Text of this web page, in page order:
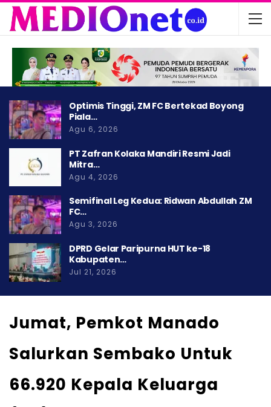
Optimis Tinggi, ZM FC Bertekad Boyong
Piala…
Agu 6, 2026
PT Zafran Kolaka Mandiri Resmi Jadi
Mitra…
Agu 4, 2026
Semifinal Leg Kedua: Ridwan Abdullah ZM
FC…
Agu 3, 2026
DPRD Gelar Paripurna HUT ke-18
Kabupaten…
Jul 21, 2026
Jumat, Pemkot Manado
Salurkan Sembako Untuk
66.920 Kepala Keluarga